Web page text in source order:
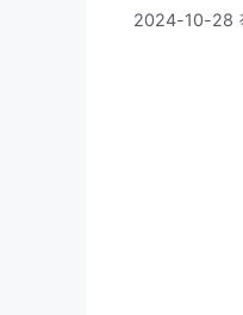
2024-10-28